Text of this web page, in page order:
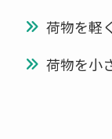
荷物を軽
荷物を小